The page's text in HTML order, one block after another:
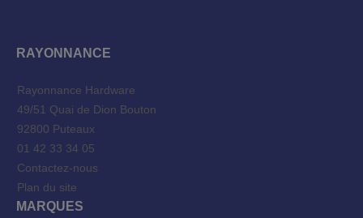
RAYONNANCE
Rayonnance Hardware
49/51 Quai de Dion Bouton
92800 Puteaux
01 42 33 34 05
Contactez-nous
Plan du site
MARQUES